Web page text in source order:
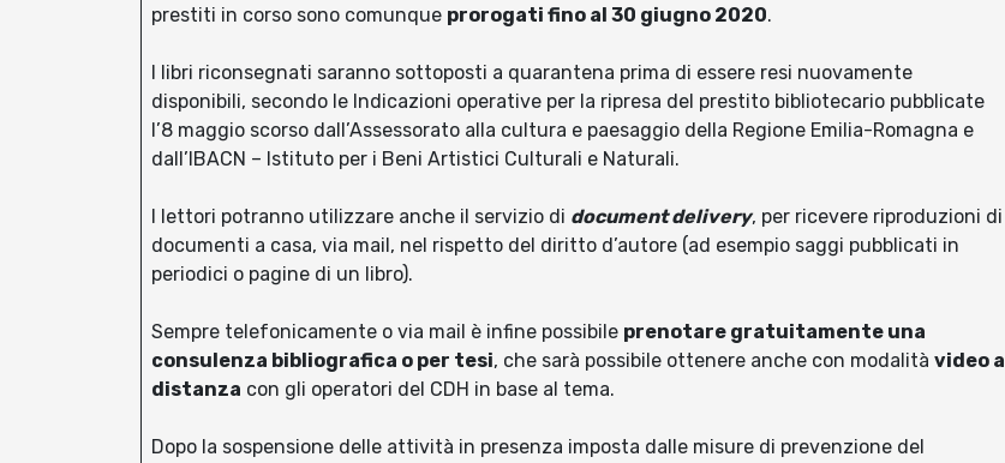
prestiti in corso sono comunque prorogati fino al 30 giugno 2020.
I libri riconsegnati saranno sottoposti a quarantena prima di essere resi nuovamente
disponibili, secondo le Indicazioni operative per la ripresa del prestito bibliotecario pubblicate
l’8 maggio scorso dall’Assessorato alla cultura e paesaggio della Regione Emilia-Romagna e
dall’IBACN – Istituto per i Beni Artistici Culturali e Naturali.
I lettori potranno utilizzare anche il servizio di document delivery, per ricevere riproduzioni di
documenti a casa, via mail, nel rispetto del diritto d’autore (ad esempio saggi pubblicati in
periodici o pagine di un libro).
Sempre telefonicamente o via mail è infine possibile prenotare gratuitamente una
consulenza bibliografica o per tesi, che sarà possibile ottenere anche con modalità video a
distanza con gli operatori del CDH in base al tema.
Dopo la sospensione delle attività in presenza imposta dalle misure di prevenzione del